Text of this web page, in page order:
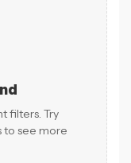
filters. Try
to see more